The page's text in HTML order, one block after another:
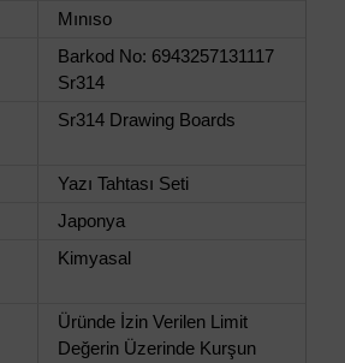
Mınıso
Barkod No: 6943257131117
Sr314
Sr314 Drawing Boards
Yazı Tahtası Seti
Japonya
Kimyasal
Üründe İzin Verilen Limit
Değerin Üzerinde Kurşun